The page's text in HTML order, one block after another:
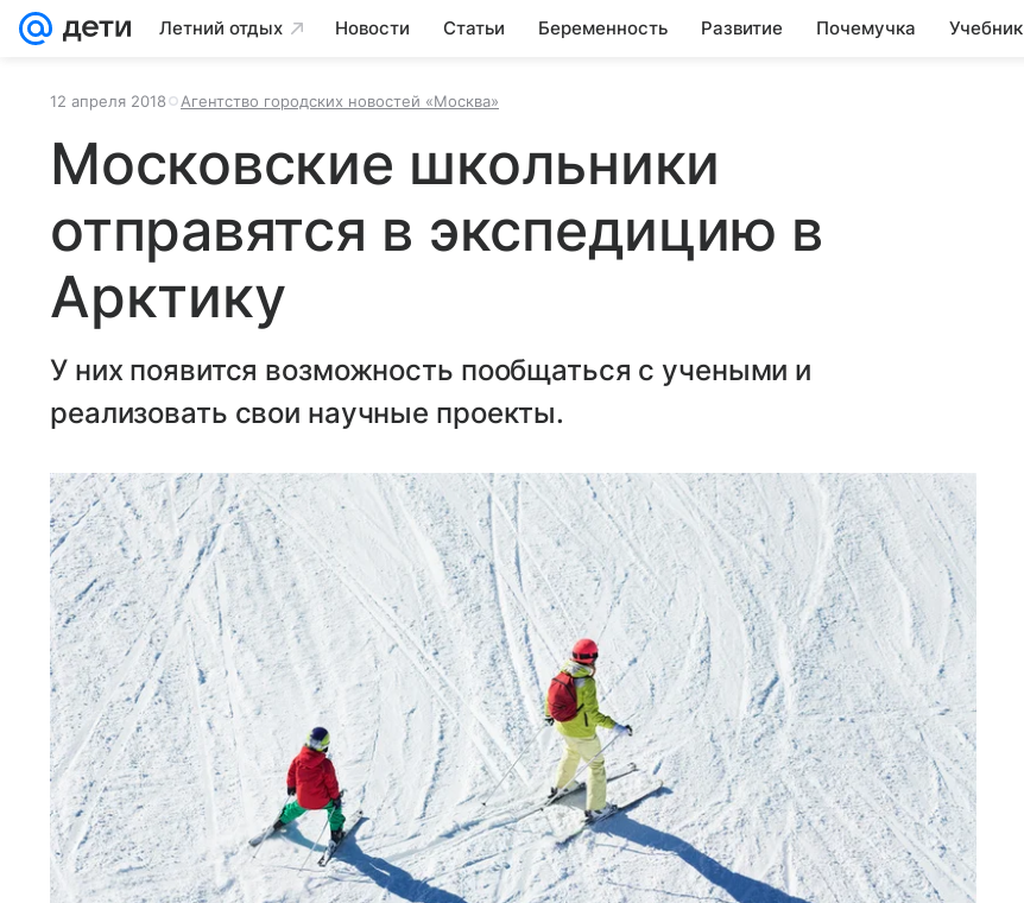
Летний отдых Новости Статьи Беременность Развитие Почемучка Учебник
12 апреля 2018 Агентство городских новостей «Москва»
Московские школьники
отправятся в экспедицию в
Арктику
У них появится возможность пообщаться с учеными и
реализовать свои научные проекты.